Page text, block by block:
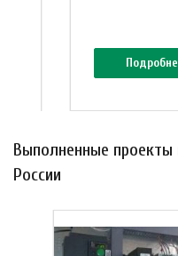
Выполненные проекты
России